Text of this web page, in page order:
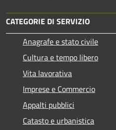
CATEGORIE DI SERVIZIO
Anagrafe e stato civile
Cultura e tempo libero
Vita lavorativa
Imprese e Commercio
Appalti pubblici
Catasto e urbanistica